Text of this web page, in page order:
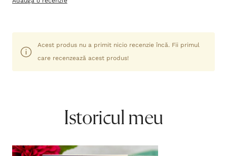
Acest produs nu a primit nicio recenzie încă. Fii primul
care recenzează acest produs!
Istoricul meu